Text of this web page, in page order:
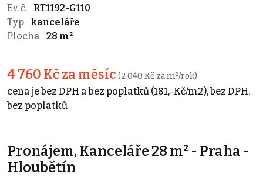
Ev. č.
RT1192-G110
Typ
kanceláře
Plocha
28 m²
4 760 Kč za měsíc (2 040 Kč za m²/rok)
cena je bez DPH a bez poplatků (181,-Kč/m2), bez DPH,
bez poplatků
Pronájem, Kanceláře 28 m² - Praha -
Hloubětín